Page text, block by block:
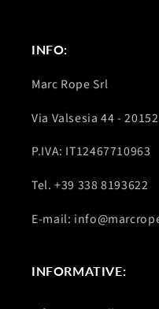
INFO:
Marc Rope Srl
Via Valsesia 44 -
P.IVA: IT12467710963
Tel. +39 338 8193622
E-mail:
INFORMATIVE: